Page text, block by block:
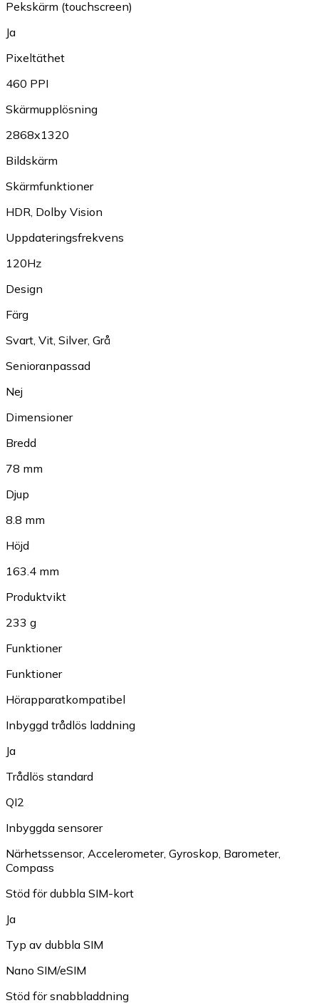
Pekskärm (touchscreen)
Ja
Pixeltäthet
460 PPI
Skärmupplösning
2868x1320
Bildskärm
Skärmfunktioner
HDR Dolby Vision
Uppdateringsfrekvens
120Hz
Design
Färg
Svart Vit Silver, Grå
Senioranpassad
Nej
Dimensioner
Bredd
78 mm
Djup
8.8 mm
Höjd
163.4 mm
Produktvikt
233 g
Funktioner
Funktioner
Hörapparatkompatibel
Inbyggd trådlös laddning
Ja
Trådlös standard
QI2
Inbyggda sensorer
Närhetssensor, Accelerometer, Gyroskop Barometer,
Compass
Stöd för dubbla SIM-kort
Ja
Typ av dubbla SIM
Nano SIM/eSIM
Stöd för snabbladdning